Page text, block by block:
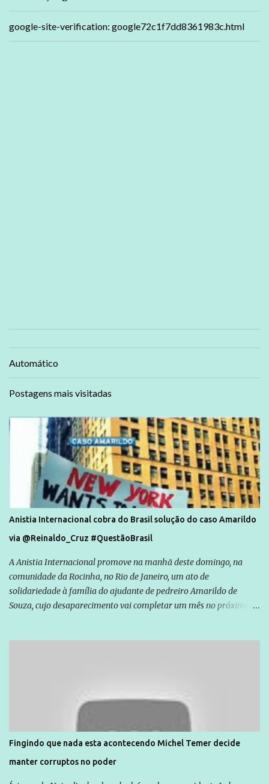
google-site-verification: google72c1f7dd8361983c.html
Automático
Postagens mais visitadas
Anistia Internacional cobra do Brasil solução do caso Amarildo
via @Reinaldo_Cruz #QuestãoBrasil
A Anistia Internacional promove na manhã deste domingo, na
comunidade da Rocinha, no Rio de Janeiro, um ato de
solidariedade à família do ajudante de pedreiro Amarildo de
Souza, cujo desaparecimento vai completar um mês no próximo
são vítimas de violência, estão em situação de risco ou têm seus
direitos violados. Leia mais: Anistia Internacional cobra do Brasil
solução do caso Amarildo - Terra Brasil
Fingindo que nada esta acontecendo Michel Temer decide
manter corruptos no poder